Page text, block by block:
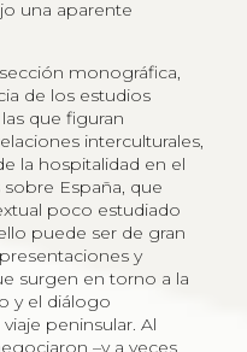
una aparente
monográfica,
de los estudios
que figuran
interculturales,
la hospitalidad en el
sobre España, que
poco estudiado
puede ser de gran
y
surgen en torno a la
y el diálogo
peninsular. Al
–y a veces